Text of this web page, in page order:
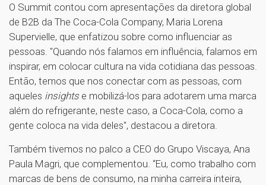
O Summit contou com apresentações da diretora global
de B2B da The Coca-Cola Company, Maria Lorena
Supervielle, que enfatizou sobre como influenciar as
pessoas. "Quando nós falamos em influência, falamos em
inspirar, em colocar cultura na vida cotidiana das pessoas.
Então, temos que nos conectar com as pessoas, com
aqueles insights e mobilizá-los para adotarem uma marca
além do refrigerante, neste caso, a Coca-Cola, como a
gente coloca na vida deles", destacou a diretora.
Também tivemos no palco a CEO do Grupo Viscaya, Ana
Paula Magri, que complementou. “Eu, como trabalho com
marcas de bens de consumo, na minha carreira inteira,